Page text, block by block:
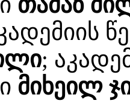
;
მიხეილ